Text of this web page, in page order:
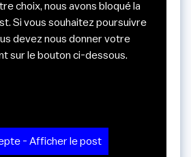
choix, nous avons bloqué la
Si vous souhaitez poursuivre
devez nous donner votre
sur le bouton ci-dessous.
- Afficher le post